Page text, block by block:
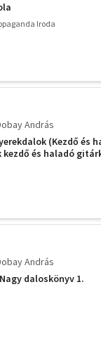
Iroda
András
(Kezdő és
és haladó
András
daloskönyv 1.